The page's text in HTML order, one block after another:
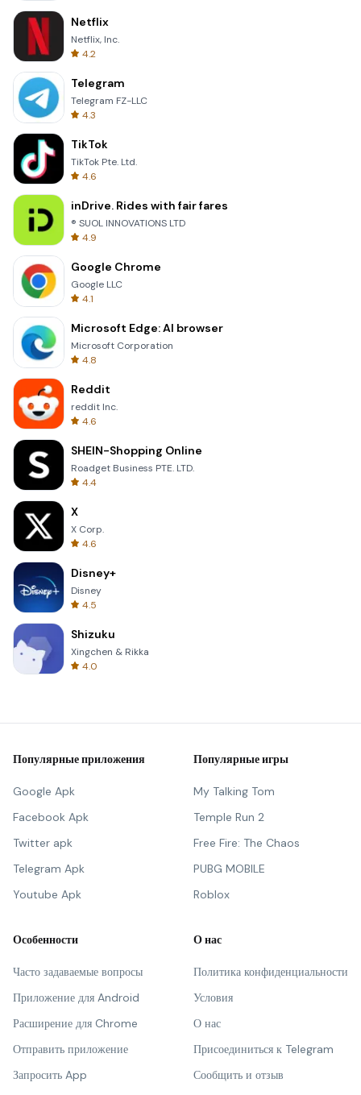
Netflix
Netflix, Inc.
4.2
Telegram
Telegram FZ-LLC
4.3
TikTok
TikTok Pte. Ltd.
4.6
inDrive. Rides with fair fares
® SUOL INNOVATIONS LTD
4.9
Google Chrome
Google LLC
4.1
Microsoft Edge: AI browser
Microsoft Corporation
4.8
Reddit
reddit Inc.
4.6
SHEIN-Shopping Online
Roadget Business PTE. LTD.
4.4
X
X Corp.
4.6
Disney+
Disney
4.5
Shizuku
Xingchen & Rikka
4.0
Популярные приложения
Google Apk
Facebook Apk
Twitter apk
Telegram Apk
Youtube Apk
Популярные игры
My Talking Tom
Temple Run 2
Free Fire: The Chaos
PUBG MOBILE
Roblox
Особенности
Часто задаваемые вопросы
Приложение для Android
Расширение для Chrome
Отправить приложение
Запросить App
О нас
Политика конфиденциальности
Условия
О нас
Присоединиться к Telegram
Сообщить и отзыв